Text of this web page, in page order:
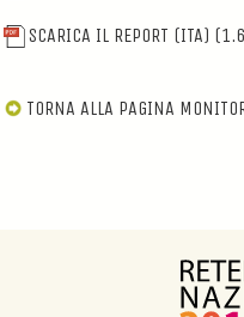
SCARICA IL REPORT (ITA)
TORNA ALLA PAGINA